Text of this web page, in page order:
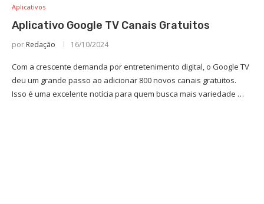
Aplicativos
Aplicativo Google TV Canais Gratuitos
por Redação 16/10/2024
Com a crescente demanda por entretenimento digital, o Google TV
deu um grande passo ao adicionar 800 novos canais gratuitos.
Isso é uma excelente notícia para quem busca mais variedade …